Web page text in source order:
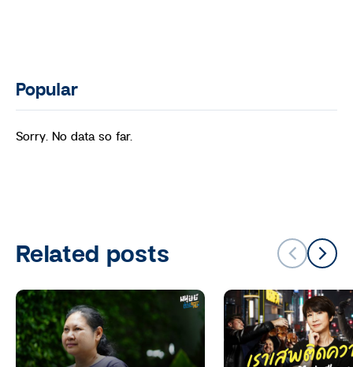
Popular
Sorry. No data so far.
Related posts